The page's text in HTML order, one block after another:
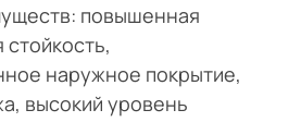
повышенная
наружное покрытие,
высокий уровень